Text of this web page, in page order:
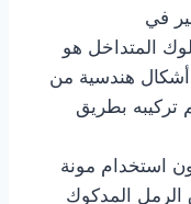
في
المتداخل هو
أشكال هندسية من
تركيبه بطريق
استخدام مونة
المدكوك